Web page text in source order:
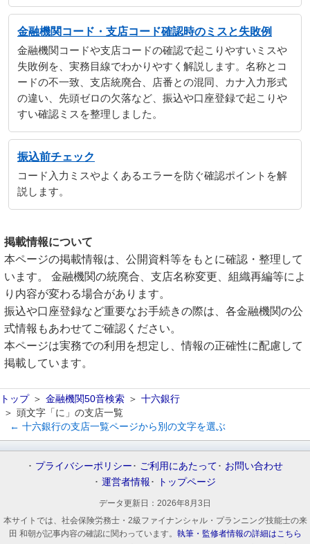
金融機関コード・支店コード確認時のミスと失敗例
金融機関コードや支店コードの確認で起こりやすいミスや
失敗例を、実務目線でわかりやすく解説します。名称とコ
ードの不一致、支店統廃合、店番との混同、カナ入力形式
の違い、先頭ゼロの欠落など、振込や口座登録で起こりや
すい確認ミスを整理しました。
振込前チェック
コード入力ミスやよくあるエラーを防ぐ確認ポイントを解
説します。
掲載情報について
本ページの掲載情報は、公開資料等をもとに確認・整理して
います。 金融機関の統廃合、支店名称変更、組織再編等によ
り内容が変わる場合があります。
振込や口座登録など重要なお手続きの際は、各金融機関の公
式情報もあわせてご確認ください。
本ページは実務での利用を想定し、情報の正確性に配慮して
掲載しています。
トップ 金融機関50音検索
十六銀行
頭文字「に」の支店一覧
← 十六銀行の支店一覧ページから別の文字を選ぶ
プライバシーポリシー ご利用にあたって
お問い合わせ
運営者情報
トップページ
データ更新日： 2026年8月3日
本サイトでは、社会保険労務士・2級ファイナンシャル・プランニング技能士の来
田 和朝が記事内容の確認に関わっています。 執筆・監修者情報の詳細はこちら